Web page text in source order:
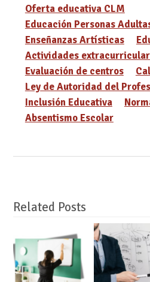
Oferta educativa CLM
Educación Personas
Enseñanzas Artísticas
Actividades
Evaluación de centros
Ley de Autoridad del
Inclusión Educativa
Absentismo Escolar
Related Posts